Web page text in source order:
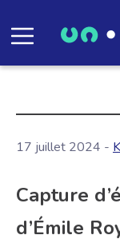
17 juillet 2024 -
Capture
d’Émile